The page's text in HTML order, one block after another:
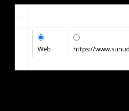
Web https://